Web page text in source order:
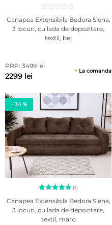
Canapea Extensibila Bedora Siena,
3 locuri, cu lada de depozitare,
textil, bej
PRP: 3499 lei
2299 lei
La comanda
- 34 %
Evaluat la
5.00
din 5 pe
baza unei
(1)
Canapea Extensibila Bedora Siena,
3 locuri, cu lada de depozitare,
textil, maro